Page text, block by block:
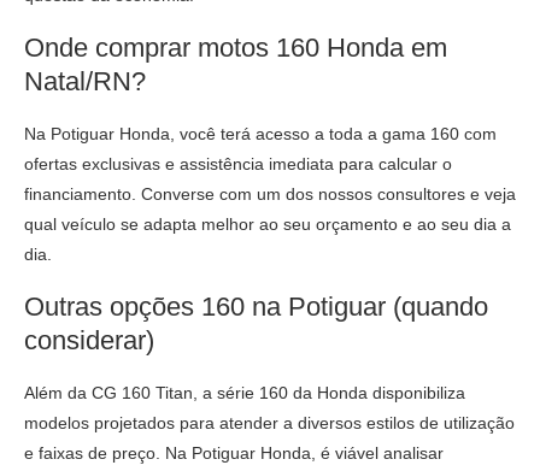
Onde comprar motos 160 Honda em
Natal/RN?
Na Potiguar Honda, você terá acesso a toda a gama 160 com
ofertas exclusivas e assistência imediata para calcular o
financiamento. Converse com um dos nossos consultores e veja
qual veículo se adapta melhor ao seu orçamento e ao seu dia a
dia.
Outras opções 160 na Potiguar (quando
considerar)
Além da CG 160 Titan, a série 160 da Honda disponibiliza
modelos projetados para atender a diversos estilos de utilização
e faixas de preço. Na Potiguar Honda, é viável analisar